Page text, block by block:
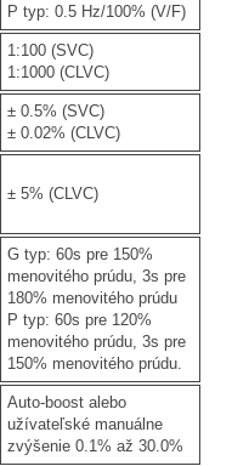
P typ: 0.5 Hz/100% (V/F)
1:100 (SVC)
1:1000 (CLVC)
± 0.5% (SVC)
± 0.02% (CLVC)
± 5% (CLVC)
G typ: 60s pre 150%
menovitého prúdu, 3s pre
180% menovitého prúdu
P typ: 60s pre 120%
menovitého prúdu, 3s pre
150% menovitého prúdu.
Auto-boost alebo
užívateľské manuálne
zvýšenie 0.1% až 30.0%